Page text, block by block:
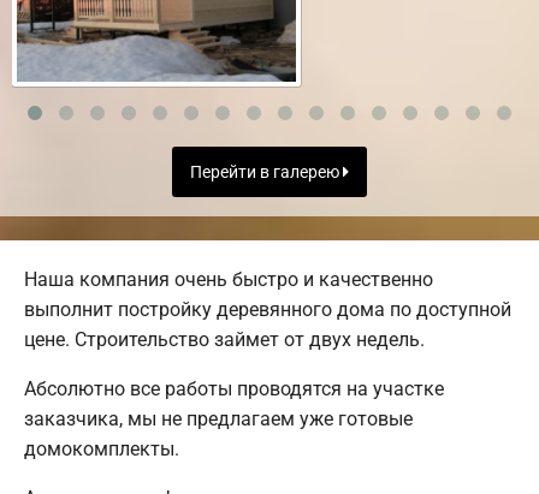
Перейти в галерею
Наша компания очень быстро и качественно
выполнит постройку деревянного дома по доступной
цене. Строительство займет от двух недель.
Абсолютно все работы проводятся на участке
заказчика, мы не предлагаем уже готовые
домокомплекты.